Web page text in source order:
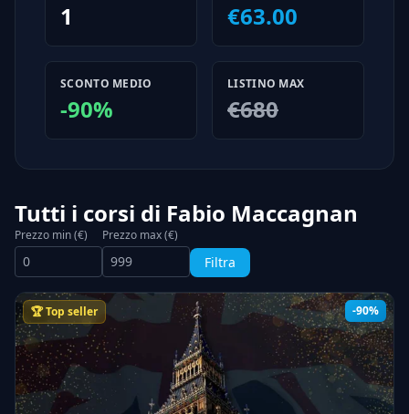
1 €63.00
SCONTO MEDIO
-90%
LISTINO MAX
€680
Tutti i corsi di Fabio Maccagnan
Prezzo min (€) Prezzo max (€)
Filtra
-90%
🏆 Top seller